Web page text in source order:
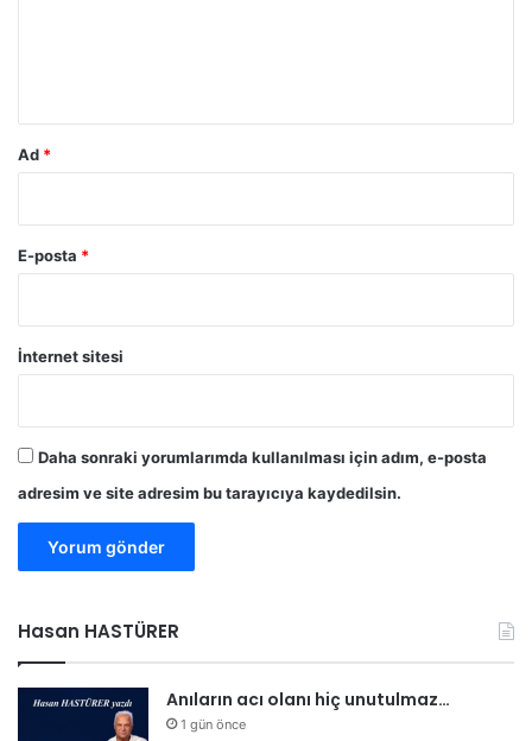
Ad *
E-posta *
İnternet sitesi
Daha sonraki yorumlarımda kullanılması için adım, e-posta
adresim ve site adresim bu tarayıcıya kaydedilsin.
Hasan HASTÜRER
Anıların acı olanı hiç unutulmaz…
1 gün önce